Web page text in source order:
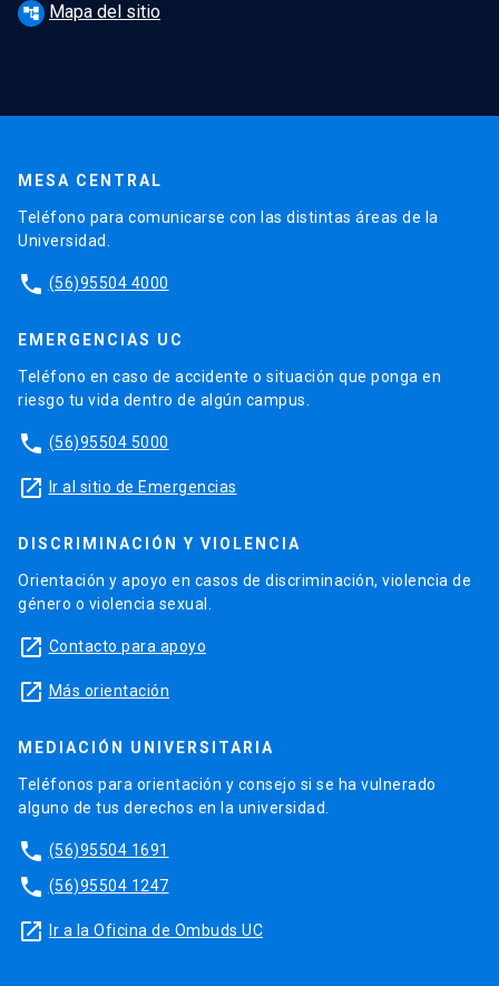
account_tree Mapa del sitio
MESA CENTRAL
Teléfono para comunicarse con las distintas áreas de la
Universidad.
phone (56)95504 4000
EMERGENCIAS UC
Teléfono en caso de accidente o situación que ponga en
riesgo tu vida dentro de algún campus.
phone (56)95504 5000
launch Ir al sitio de Emergencias
DISCRIMINACIÓN Y VIOLENCIA
Orientación y apoyo en casos de discriminación, violencia de
género o violencia sexual.
launch Contacto para apoyo
launch Más orientación
MEDIACIÓN UNIVERSITARIA
Teléfonos para orientación y consejo si se ha vulnerado
alguno de tus derechos en la universidad.
phone (56)95504 1691
phone (56)95504 1247
launch Ir a la Oficina de Ombuds UC